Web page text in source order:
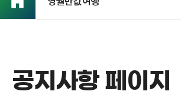
공지사항 페이지